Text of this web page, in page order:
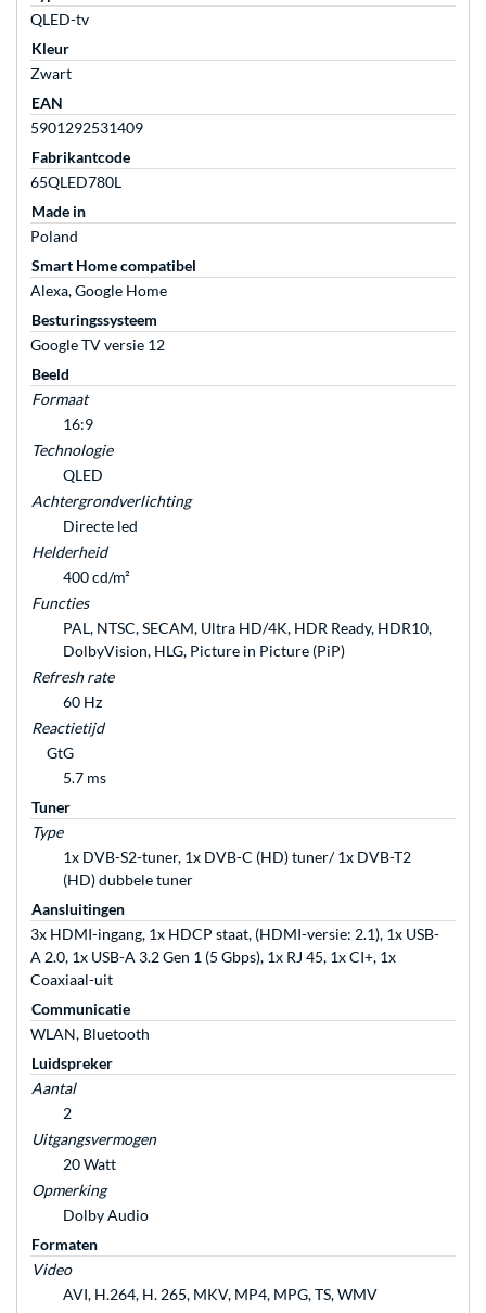
QLED-tv
Kleur
Zwart
EAN
5901292531409
Fabrikantcode
65QLED780L
Made in
Poland
Smart Home compatibel
Alexa, Google Home
Besturingssysteem
Google TV versie 12
Beeld
Formaat
16:9
Technologie
QLED
Achtergrondverlichting
Directe led
Helderheid
400 cd/m²
Functies
PAL, NTSC, SECAM, Ultra HD/4K, HDR Ready, HDR10,
DolbyVision, HLG, Picture in Picture (PiP)
Refresh rate
60 Hz
Reactietijd
GtG
5.7 ms
Tuner
Type
1x DVB-S2-tuner, 1x DVB-C (HD) tuner/ 1x DVB-T2
(HD) dubbele tuner
Aansluitingen
3x HDMI-ingang, 1x HDCP staat, (HDMI-versie: 2.1), 1x USB-
A 2.0, 1x USB-A 3.2 Gen 1 (5 Gbps), 1x RJ 45, 1x CI+, 1x
Coaxiaal-uit
Communicatie
WLAN, Bluetooth
Luidspreker
Aantal
2
Uitgangsvermogen
20 Watt
Opmerking
Dolby Audio
Formaten
Video
AVI, H.264, H. 265, MKV, MP4, MPG, TS, WMV